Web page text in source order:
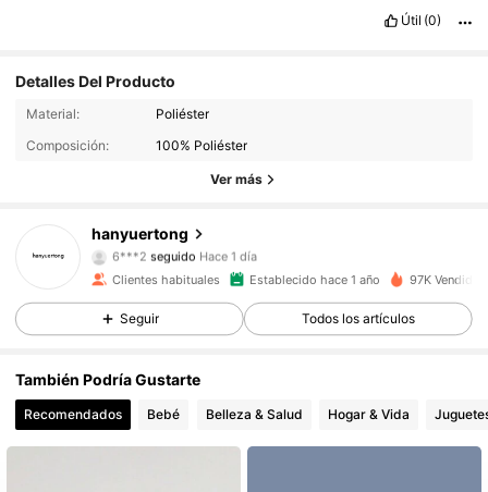
Útil (0)
Detalles Del Producto
Material:
Poliéster
Composición:
100% Poliéster
Ver más
hanyuertong
3.8K Seguidores
6***2 seguido Hace 1 día
4.94
3.8K Seguidores
4.94 3.8K Seguidores
4.94 3.8K Seguidores
Clientes habituales Establecido hace 1 año 97K Vendido
Seguir Todos los artículos
También Podría Gustarte
Recomendados Bebé Belleza & Salud Hogar & Vida